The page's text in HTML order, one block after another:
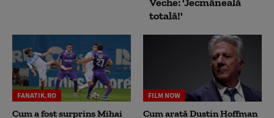
Veche: 'Jecmăneală
totală!'
FANATIK.RO
Cum a fost surprins Mihai
FILM NOW
Cum arată Dustin Hoffman